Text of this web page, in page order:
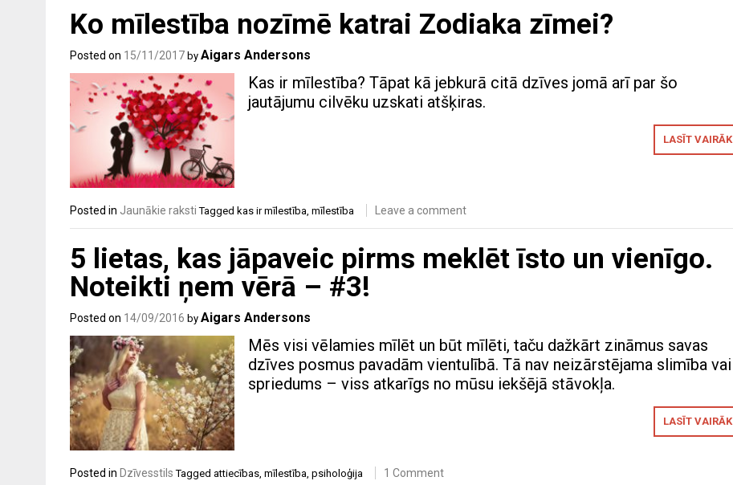
Ko mīlestība nozīmē katrai Zodiaka zīmei?
Posted on 15/11/2017 by Aigars Andersons
Kas ir mīlestība? Tāpat kā jebkurā citā dzīves jomā arī par šo
jautājumu cilvēku uzskati atšķiras.
LASĪT VAIRĀK
Posted in Jaunākie raksti Tagged kas ir mīlestība, mīlestība Leave a comment
5 lietas, kas jāpaveic pirms meklēt īsto un vienīgo.
Noteikti ņem vērā – #3!
Posted on 14/09/2016 by Aigars Andersons
Mēs visi vēlamies mīlēt un būt mīlēti, taču dažkārt zināmus savas
dzīves posmus pavadām vientulībā. Tā nav neizārstējama slimība vai
spriedums – viss atkarīgs no mūsu iekšējā stāvokļa.
LASĪT VAIRĀK
Posted in Dzīvesstils Tagged attiecības, mīlestība, psiholoģija 1 Comment